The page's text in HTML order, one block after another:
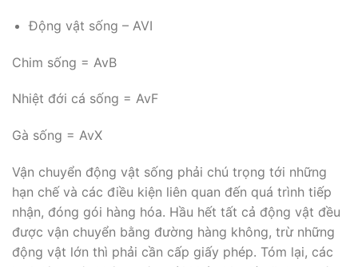
Động vật sống – AVI
Chim sống = AvB
Nhiệt đới cá sống = AvF
Gà sống = AvX
Vận chuyển động vật sống phải chú trọng tới những
hạn chế và các điều kiện liên quan đến quá trình tiếp
nhận, đóng gói hàng hóa. Hầu hết tất cả động vật đều
được vận chuyển bằng đường hàng không, trừ những
động vật lớn thì phải cần cấp giấy phép. Tóm lại, các